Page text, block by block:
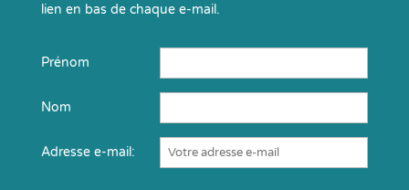
lien en bas de chaque e-mail.
Prénom
Nom
Adresse e-mail: